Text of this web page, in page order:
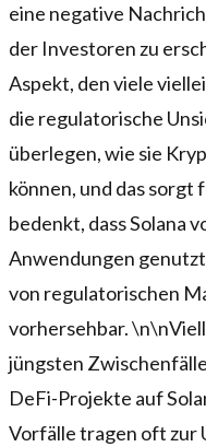
eine negative
der Investoren zu
Aspekt, den viele
die regulatorische
überlegen, wie sie
können, und das sorgt
bedenkt, dass Solana
Anwendungen
von regulatorischen
vorhersehbar.
jüngsten
DeFi-Projekte auf
Vorfälle tragen oft zur